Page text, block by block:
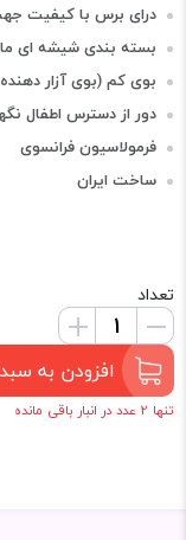
درای برس با کیفیت
بسته بندی شیشه ای
بوی کم (بوی آزار دهنده
دور از دسترس اطفال
فرمولاسیون فرانسوی
ساخت ایران
تعداد
افزودن به
تنها 2 عدد در انبار باقی مانده